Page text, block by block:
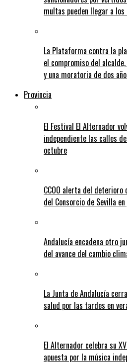
multas pueden llegar a
La Plataforma contra la
el compromiso del
y una moratoria de dos
Provincia
El Festival El Alternador
independiente las calles
octubre
CCOO alerta del deterioro
del Consorcio de Sevilla
Andalucía encadena otro
del avance del cambio
La Junta de Andalucía
salud por las tardes en
El Alternador celebra su
apuesta por la música